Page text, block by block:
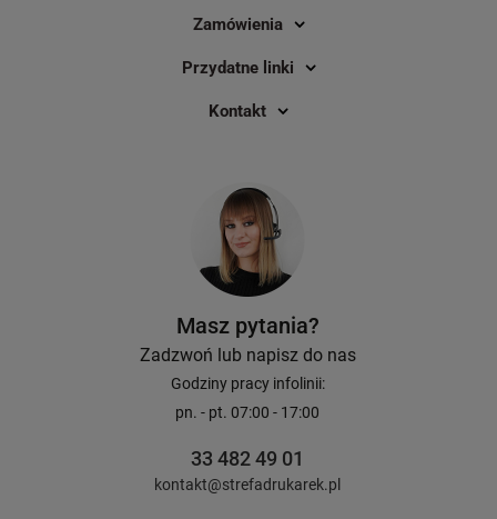
Zamówienia
Przydatne linki
Kontakt
Masz pytania?
Zadzwoń lub napisz do nas
Godziny pracy infolinii:
pn. - pt. 07:00 - 17:00
33 482 49 01
kontakt@strefadrukarek.pl